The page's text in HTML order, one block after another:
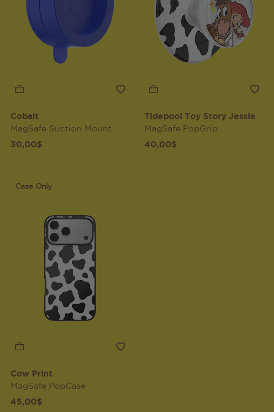
Cobalt
MagSafe Suction Mount
30,00$
Tidepool Toy Story Jessie
MagSafe PopGrip
40,00$
Case Only
Cow Print
MagSafe PopCase
45,00$